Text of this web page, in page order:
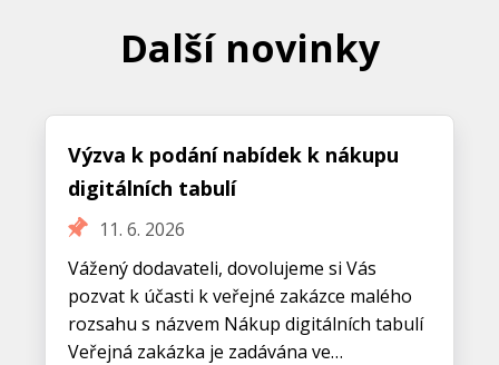
Další novinky
Výzva k podání nabídek k nákupu
digitálních tabulí
11. 6. 2026
Vážený dodavateli, dovolujeme si Vás
pozvat k účasti k veřejné zakázce malého
rozsahu s názvem Nákup digitálních tabulí
Veřejná zakázka je zadávána ve…